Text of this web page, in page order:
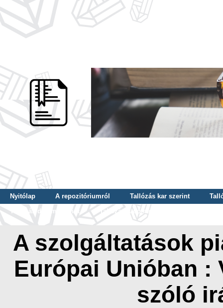
Nyitólap A repozitóriumról Tallózás kar szerint
Tallózás dátum szerint
Tallózás tudományterület szerint
A szolgáltatások
Európai Unióban :
szóló